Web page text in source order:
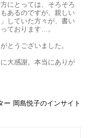
にとっては、そろそろ
あるのですが、親しい
していた方々が、書い
ております…。
とうございました。
大感謝。本当にありが
岡島悦子のインサイト